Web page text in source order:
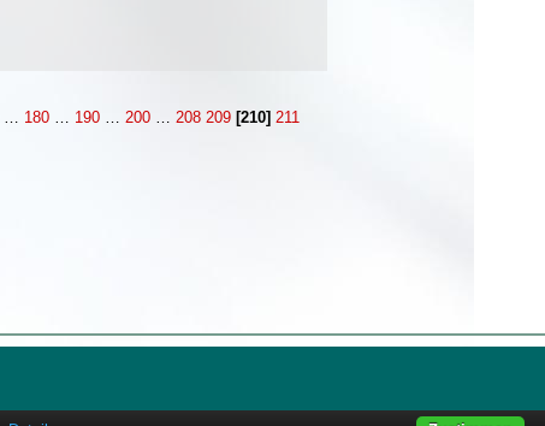
… 180 … 190 … 200 … 208 209 [210] 211